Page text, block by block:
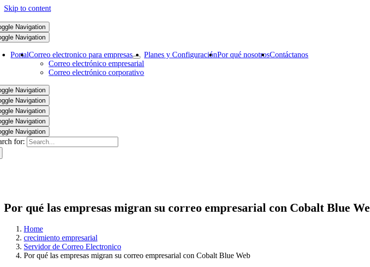
Skip to content
Navigation
Navigation
PortalCorreo electronico para empresas
Correo electrónico empresarial
Correo electrónico corporativo
Planes y ConfiguraciónPor qué nosotrosContáctanos
Navigation
Navigation
Navigation
Navigation
Navigation
for:
Por qué las empresas migran su correo empresarial con Cobalt Blue
Home
crecimiento empresarial
Servidor de Correo Electronico
Por qué las empresas migran su correo empresarial con Cobalt Blue Web